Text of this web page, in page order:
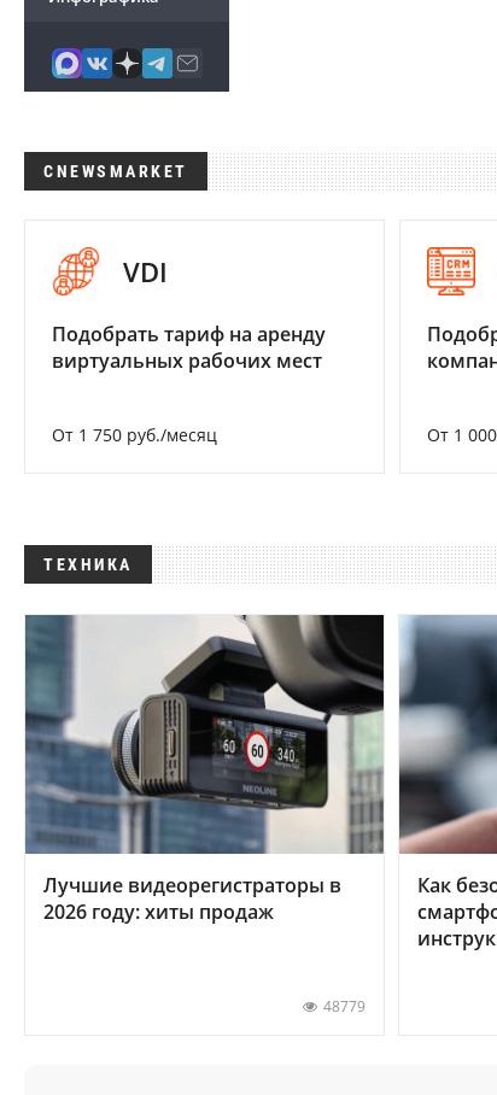
CNEWSMARKET
VDI
Подобрать тариф на аренду
виртуальных рабочих мест
От 1 750 руб./месяц От 1
ТЕХНИКА
Лучшие видеорегистраторы в
2026 году: хиты продаж
48779
Как